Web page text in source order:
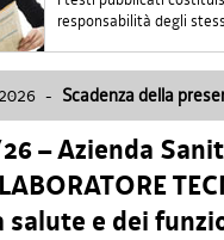
responsabilità degli
- Scadenza della
– Azienda
salute e dei